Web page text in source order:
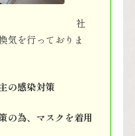
社
気を行っておりま
の感染対策
の為、マスクを着用